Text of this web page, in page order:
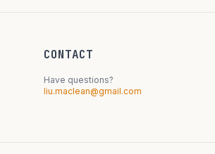
CONTACT
Have questions?
liu.maclean@gmail.com